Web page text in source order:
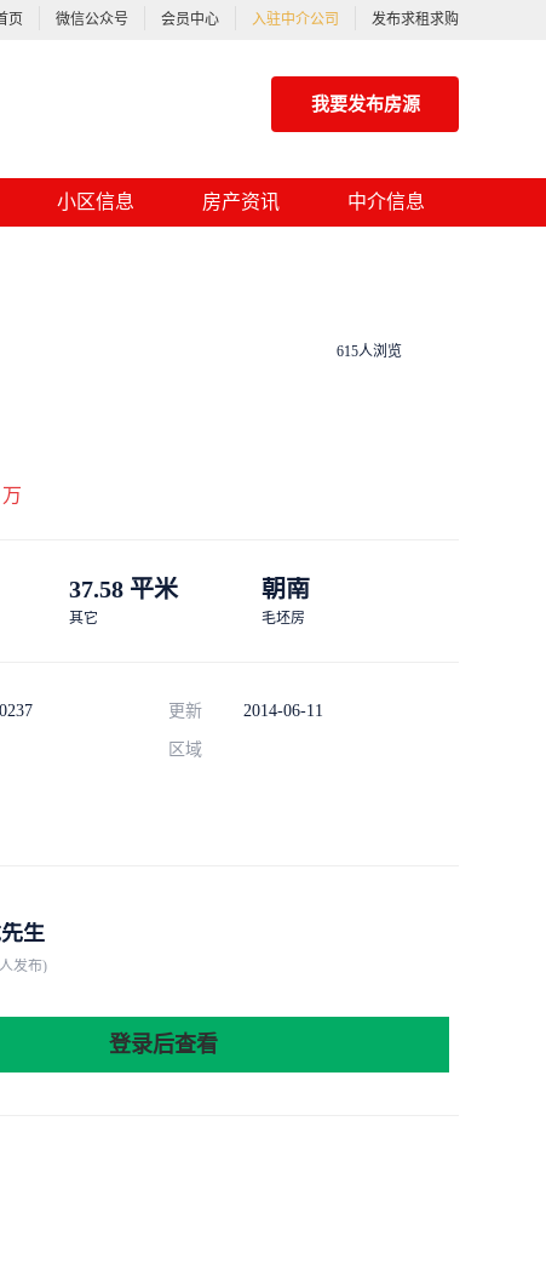
页 微信公众号 会员中心 入驻中介公司 发布求租求购
我要发布房源
小区信息 房产资讯 中介信息
615人浏览
万
37.58 平米
其它
朝南
毛坯房
更新 2014-06-11
区域
生
发布)
登录后查看